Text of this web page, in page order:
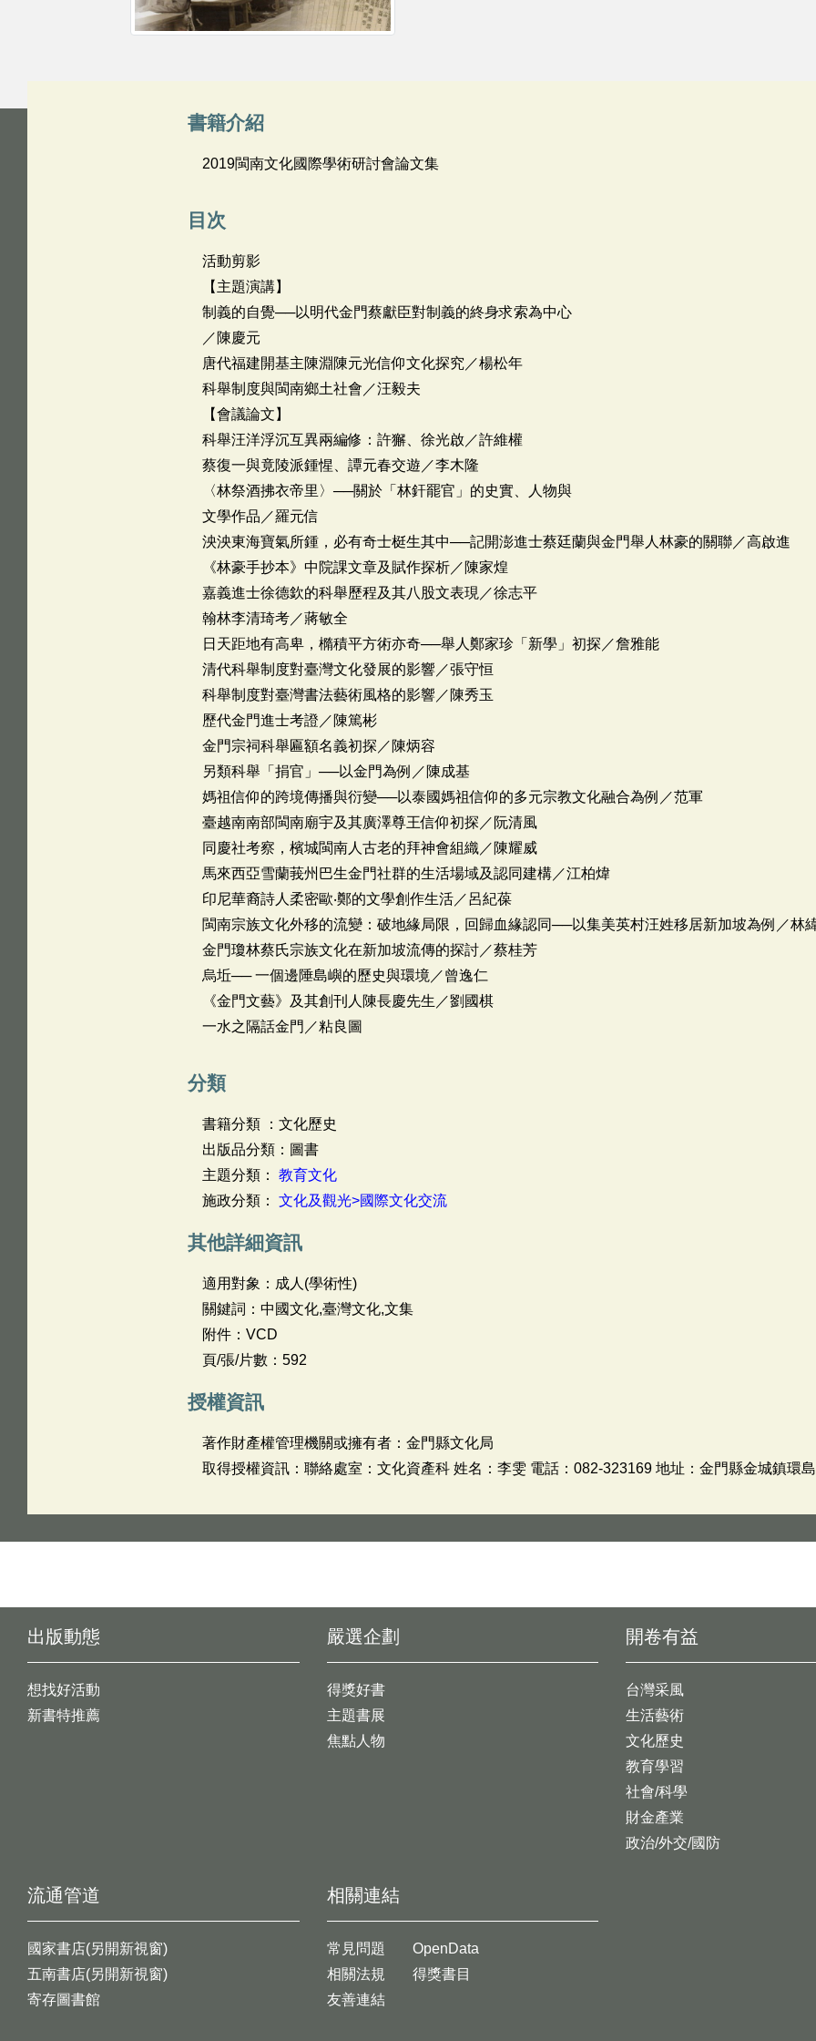
書籍介紹
2019閩南文化國際學術研討會論文集
目次
活動剪影
【主題演講】
制義的自覺──以明代金門蔡獻臣對制義的終身求索為中心
／陳慶元
唐代福建開基主陳淵陳元光信仰文化探究／楊松年
科舉制度與閩南鄉土社會／汪毅夫
【會議論文】
科舉汪洋浮沉互異兩編修：許獬、徐光啟／許維權
蔡復一與竟陵派鍾惺、譚元春交遊／李木隆
〈林祭酒拂衣帝里〉──關於「林釬罷官」的史實、人物與
文學作品／羅元信
泱泱東海寶氣所鍾，必有奇士梃生其中──記開澎進士蔡廷蘭與金門舉人林豪的關聯／高啟進
《林豪手抄本》中院課文章及賦作探析／陳家煌
嘉義進士徐德欽的科舉歷程及其八股文表現／徐志平
翰林李清琦考／蔣敏全
日天距地有高卑，橢積平方術亦奇──舉人鄭家珍「新學」初探／詹雅能
清代科舉制度對臺灣文化發展的影響／張守恒
科舉制度對臺灣書法藝術風格的影響／陳秀玉
歷代金門進士考證／陳篤彬
金門宗祠科舉匾額名義初探／陳炳容
另類科舉「捐官」──以金門為例／陳成基
媽祖信仰的跨境傳播與衍變──以泰國媽祖信仰的多元宗教文化融合為例／范軍
臺越南南部閩南廟宇及其廣澤尊王信仰初探／阮清風
同慶社考察，檳城閩南人古老的拜神會組織／陳耀威
馬來西亞雪蘭莪州巴生金門社群的生活場域及認同建構／江柏煒
印尼華裔詩人柔密歐‧鄭的文學創作生活／呂紀葆
閩南宗族文化外移的流變：破地緣局限，回歸血緣認同──以集美英村汪姓移居新加坡為例／林
金門瓊林蔡氏宗族文化在新加坡流傳的探討／蔡桂芳
烏坵── 一個邊陲島嶼的歷史與環境／曾逸仁
《金門文藝》及其創刊人陳長慶先生／劉國棋
一水之隔話金門／粘良圖
分類
書籍分類 ：文化歷史
出版品分類：圖書
主題分類： 教育文化
施政分類： 文化及觀光>國際文化交流
其他詳細資訊
適用對象：成人(學術性)
關鍵詞：中國文化,臺灣文化,文集
附件：VCD
頁/張/片數：592
授權資訊
著作財產權管理機關或擁有者：金門縣文化局
取得授權資訊：聯絡處室：文化資產科 姓名：李雯 電話：082-323169 地址：金門縣金城鎮環
出版動態
想找好活動
新書特推薦
開卷有益
台灣采風
生活藝術
文化歷史
教育學習
社會/科學
財金產業
政治/外交/國防
嚴選企劃
得獎好書
主題書展
焦點人物
流通管道
國家書店(另開新視窗)
五南書店(另開新視窗)
寄存圖書館
相關連結
常見問題
相關法規
友善連結
OpenData
得獎書目